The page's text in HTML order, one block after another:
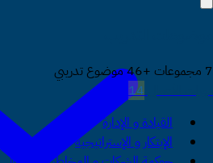
7 مجموعات +46 موضوع تدريبي
دورات الأعمال
14
القيادة و الإدارة
الإبتكار و الإستراتيجية